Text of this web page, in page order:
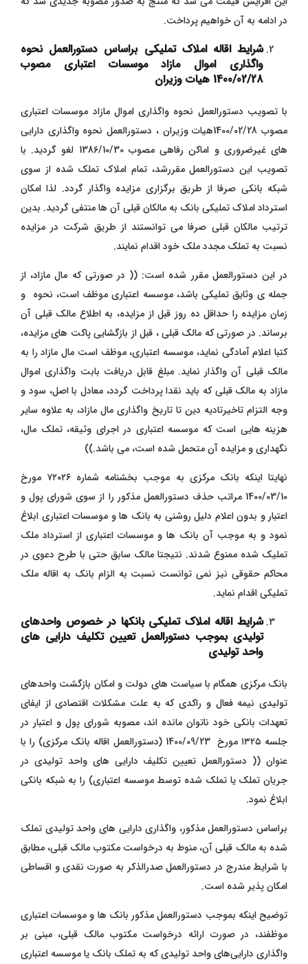
در ادامه به آن خواهیم پرداخت.
شرایط اقاله املاک تملیکی براساس دستورالعمل نحوه
واگذاری اموال مازاد موسسات اعتباری مصوب
1400/02/28 هیات وزیران
با تصویب دستورالعمل نحوه واگذاری اموال مازاد موسسات اعتباری
مصوب 1400/02/28هیات وزیران ،‌ دستورالعمل نحوه واگذاری دارایی
های غیرضروری و اماکن رفاهی مصوب 1386/10/30 لغو گردید. با
تصویب این دستورالعمل مقررشد، تمام املاک تملک شده از سوی
شبکه بانکی صرفا از طریق برگزاری مزایده واگذار گردد. لذا امکان
استرداد املاک تملیکی بانک به مالکان قبلی آن ها منتفی گردید. بدین
ترتیب مالکان قبلی صرفا می توانستند از طریق شرکت در مزایده
نسبت به تملک مجدد ملک خود اقدام نمایند.
در این دستورالعمل مقرر شده است: (( در صورتی که مال مازاد، از
جمله ی وثایق تملیکی باشد، موسسه اعتباری موظف است، نحوه و
زمان مزایده را حداقل ده روز قبل از مزایده، به اطلاع مالک قبلی آن
برساند. در صورتی که مالک قبلی ، قبل از بازگشایی پاکت های مزایده،
کتبا اعلام آمادگی نماید، موسسه اعتباری، موظف است مال مازاد را به
مالک قبلی آن واگذار نماید. مبلغ قابل دریافت بابت واگذاری اموال
مازاد به مالک قبلی که باید نقدا پرداخت گردد،‌ معادل با اصل، سود و
وجه التزام تاخیرتادیه دین تا تاریخ واگذاری مال مازاد، به علاوه سایر
هزینه هایی است که موسسه اعتباری در اجرای وثیقه، تملک مال،
نگهداری و مزایده آن متحمل شده است، می باشد.))
نهایتا اینکه بانک مرکزی به موجب بخشنامه شماره ۷۲۰۲۶ مورخ
1400/03/10 مراتب حذف دستورالعمل مذکور را از سوی شورای پول و
اعتبار و بدون اعلام دلیل روشنی به بانک ها و موسسات اعتباری ابلاغ
نمود و به موجب آن بانک ها و موسسات اعتباری از استرداد ملک
تملیک شده ممنوع شدند. نتیجتا مالک سابق حتی با طرح دعوی در
محاکم حقوقی نیز نمی توانست نسبت به الزام بانک به اقاله ملک
تملیکی اقدام نماید.
شرایط اقاله املاک تملیکی بانکها در خصوص واحدهای
تولیدی بموجب دستورالعمل تعیین تکلیف دارایی های
واحد تولیدی
بانک مرکزی همگام با سیاست های دولت و امکان بازگشت واحدهای
تولیدی نیمه فعال و راکدی که به علت مشکلات اقتصادی از ایفای
تعهدات بانکی خود ناتوان مانده اند، مصوبه شورای پول و اعتبار در
جلسه ۱۳۲۵ مورخ 1400/09/23 (دستورالعمل اقاله بانک مرکزی) را با
عنوان (( دستورالعمل تعیین تکلیف دارایی های واحد تولیدی در
جریان تملک یا تملک شده توسط موسسه اعتباری) را به شبکه بانکی
ابلاغ نمود.
براساس دستورالعمل مذکور، واگذاری دارایی های واحد تولیدی تملک
شده به مالک قبلی آن، منوط به درخواست مکتوب مالک قبلی، مطابق
با شرایط مندرج در دستورالعمل صدرالذکر به صورت نقدی و اقساطی
امکان پذیر شده است.
توضیح اینکه بموجب دستورالعمل مذکور بانک ‌ها و موسسات اعتباری
موظفند، در صورت ارائه درخواست مکتوب مالک قبلی، مبنی بر
واگذاری دارایی‌های واحد تولیدی که به تملک بانک یا موسسه اعتباری